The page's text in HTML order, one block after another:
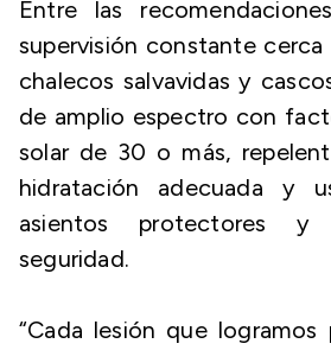
Entre las
supervisión constante
chalecos salvavidas y
de amplio espectro con
solar de 30 o más,
hidratación adecuada y
asientos protectores y
seguridad.
“Cada lesión que logramos